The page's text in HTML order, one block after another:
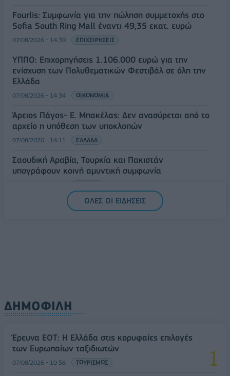
Fourlis: Συμφωνία για την πώληση συμμετοχής στο
Sofia South Ring Mall έναντι 49,35 εκατ. ευρώ
07/08/2026 - 14:39 ΕΠΙΧΕΙΡΗΣΕΙΣ
ΥΠΠΟ: Επιχορηγήσεις 1.106.000 ευρώ για την
ενίσχυση των Πολυθεματικών Φεστιβάλ σε όλη την
Ελλάδα
07/08/2026 - 14:34 ΟΙΚΟΝΟΜΙΑ
Άρειος Πάγος- Ε. Μπακέλας: Δεν ανασύρεται από το
αρχείο η υπόθεση των υποκλοπών
07/08/2026 - 14:11 ΕΛΛΑΔΑ
Σαουδική Αραβία, Τουρκία και Πακιστάν
υπογράφουν κοινή αμυντική συμφωνία
ΟΛΕΣ ΟΙ ΕΙΔΗΣΕΙΣ
ΔΗΜΟΦΙΛΗ
Έρευνα ΕΟΤ: Η Ελλάδα στις κορυφαίες επιλογές
των Ευρωπαίων ταξιδιωτών
07/08/2026 - 10:56 ΤΟΥΡΙΣΜΟΣ